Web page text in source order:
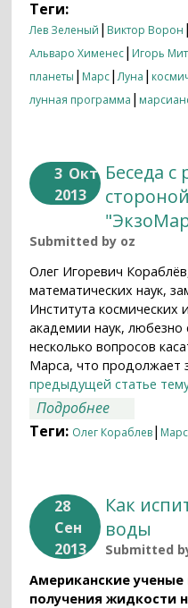
Теги:
Лев Зеленый | Виктор Ворон |
Альваро Хименес| Игорь
планеты | Марс|Луна |
лунная программа |
3 Окт
2013
Беседа с
Submitted by oz
Олег Игоревич
математических наук,
Института космических
академии наук, любезно
несколько вопросов
Марса, что продолжает
предыдущей статье
Подробнее
миссии
Теги: Олег Кораблев| Марс
28
Сен
2013
Как
воды
Submitted
Американские
получения жидкости